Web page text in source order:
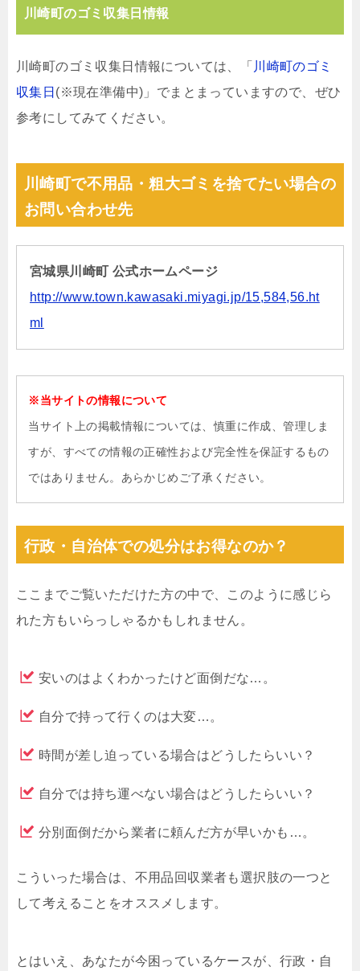
川崎町のゴミ収集日情報
川崎町のゴミ収集日情報については、「 川崎町のゴミ
収集日 (※現在準備中)」でまとまっていますので、ぜひ
参考にしてみてください。
川崎町で不用品・粗大ゴミを捨てたい場合の
お問い合わせ先
宮城県川崎町 公式ホームページ
http://www.town.kawasaki.miyagi.jp/15,584,56.ht
ml
※当サイトの情報について
当サイト上の掲載情報については、慎重に作成、管理しま
すが、すべての情報の正確性および完全性を保証するもの
ではありません。あらかじめご了承ください。
行政・自治体での処分はお得なのか？
ここまでご覧いただけた方の中で、このように感じら
れた方もいらっしゃるかもしれません。
安いのはよくわかったけど面倒だな…。
自分で持って行くのは大変…。
時間が差し迫っている場合はどうしたらいい？
自分では持ち運べない場合はどうしたらいい？
分別面倒だから業者に頼んだ方が早いかも…。
こういった場合は、不用品回収業者も選択肢の一つと
して考えることをオススメします。
とはいえ、あなたが今困っているケースが、行政・自